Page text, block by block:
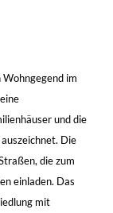
im
und die
Die
die zum
einladen. Das
mit